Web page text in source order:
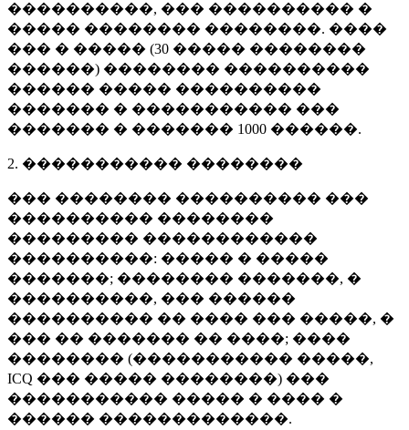
����������, ��� ���������� �
����� �������� ��������. ����
��� � ����� (30 ����� ��������
������) �������� ����������
������ ����� ����������
������� � ����������� ���
������� � ������� 1000 ������.
2. ����������� ��������
��� �������� ���������� ���
���������� ��������
��������� ������������
����������: ����� � �����
�������; �������� �������, �
����������, ��� ������
���������� �� ���� ��� �����, �
��� �� ������� �� ����; ����
�������� (����������� �����,
ICQ ��� ����� ��������) ���
����������� ����� � ���� �
������ �������������.